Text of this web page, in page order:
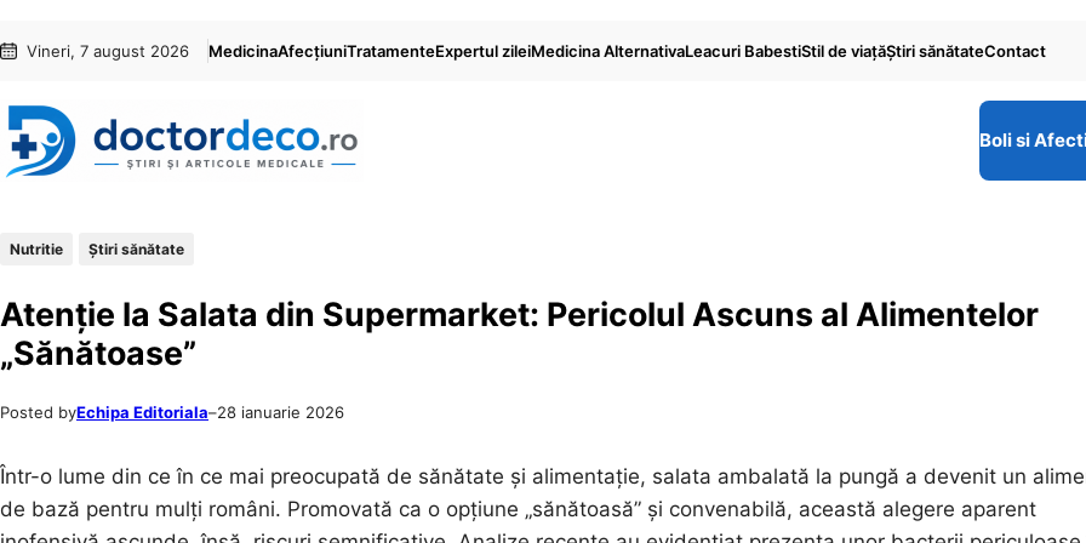
conținut
content
Vineri, 7 august 2026 MedicinaAfecțiuniTratamenteExpertul zileiMedicina AlternativaLeacuri BabestiStil de viaţăŞtiri sănătateContact
Boli si
Nutritie Ştiri sănătate
Atenție la Salata din Supermarket: Pericolul Ascuns al Alimentelor
„Sănătoase”
Posted byEchipa Editoriala–28 ianuarie 2026
Într-o lume din ce în ce mai preocupată de sănătate și alimentație, salata ambalată la pungă a devenit un
de bază pentru mulți români. Promovată ca o opțiune „sănătoasă” și convenabilă, această alegere aparent